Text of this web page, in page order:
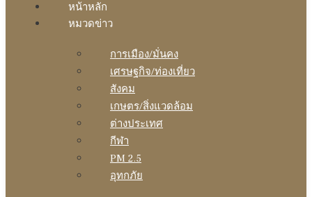
หน้าหลัก
หมวดข่าว
การเมือง/มั่นคง
เศรษฐกิจ/ท่องเที่ยว
สังคม
เกษตร/สิ่งแวดล้อม
ต่างประเทศ
กีฬา
PM 2.5
อุทกภัย